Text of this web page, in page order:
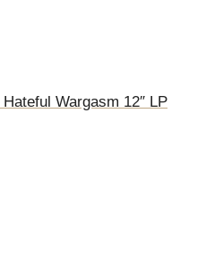
Wargasm 12″ LP